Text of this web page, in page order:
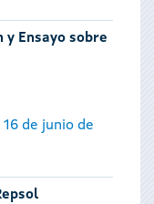
y Ensayo sobre
de junio de